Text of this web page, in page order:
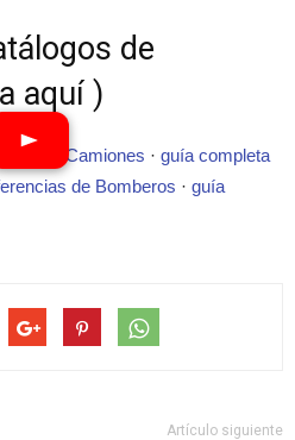
de
aquí )
de Camiones · guía completa
de Bomberos · guía
Artículo siguiente